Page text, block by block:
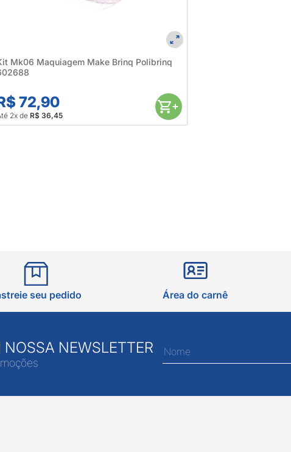
Mk06 Maquiagem Make Brinq Polibrinq
72,90
2x deR$ 36,45
seu pedido Área do carnê
NEWSLETTER